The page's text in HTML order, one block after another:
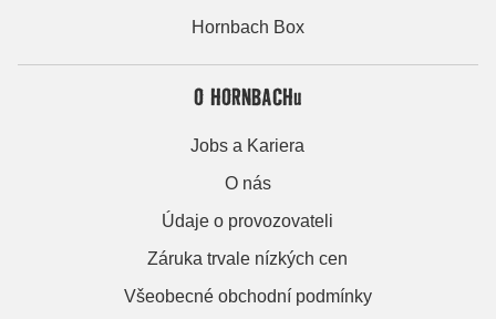
Hornbach Box
O HORNBACHu
Jobs a Kariera
O nás
Údaje o provozovateli
Záruka trvale nízkých cen
Všeobecné obchodní podmínky